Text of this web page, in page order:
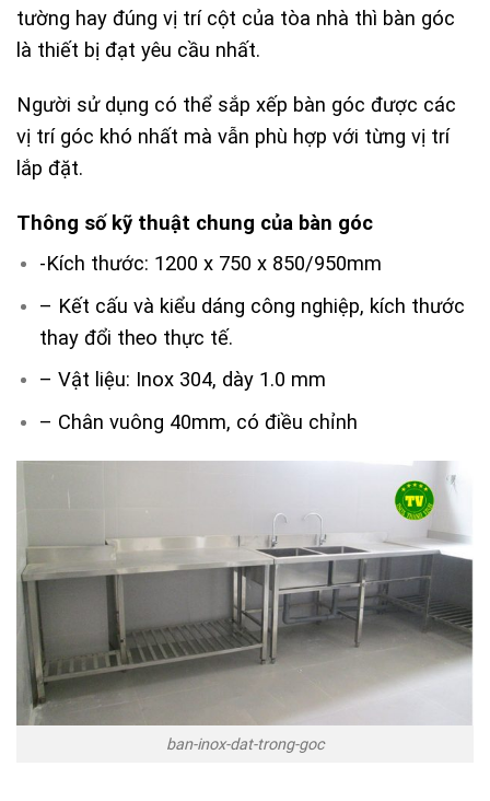
tường hay đúng vị trí cột của tòa nhà thì bàn góc
là thiết bị đạt yêu cầu nhất.
Người sử dụng có thể sắp xếp bàn góc được các
vị trí góc khó nhất mà vẫn phù hợp với từng vị trí
lắp đặt.
Thông số kỹ thuật chung của bàn góc
-Kích thước: 1200 x 750 x 850/950mm
– Kết cấu và kiểu dáng công nghiệp, kích thước
thay đổi theo thực tế.
– Vật liệu: Inox 304, dày 1.0 mm
– Chân vuông 40mm, có điều chỉnh
ban-inox-dat-trong-goc